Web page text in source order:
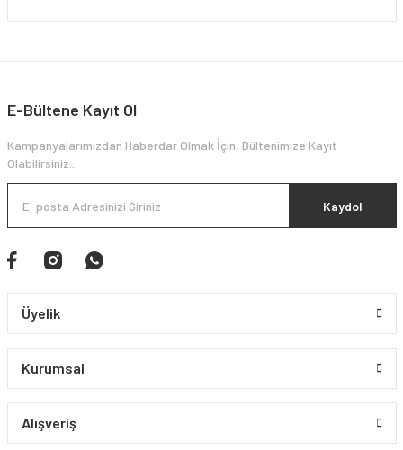
E-Bültene Kayıt Ol
Kampanyalarımızdan Haberdar Olmak İçin, Bültenimize Kayıt
Olabilirsiniz...
Kaydol
Üyelik
Kurumsal
Alışveriş